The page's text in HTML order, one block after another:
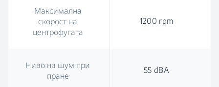
Максимална
скорост на
центрофугата
1200 rpm
Ниво на шум при
пране
55 dBA